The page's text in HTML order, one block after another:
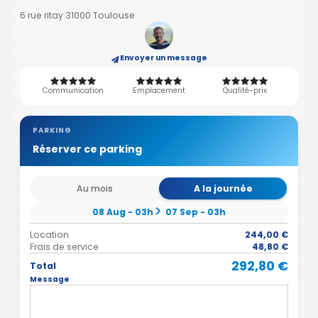
6 rue ritay 31000 Toulouse
Envoyer un message
Communication Emplacement Qualité-prix
PARKING
Réserver ce parking
Au mois
A la journée
08 Aug - 03h
07 Sep - 03h
Location
244,00 €
Frais de service
48,80 €
Total
292,80 €
Message